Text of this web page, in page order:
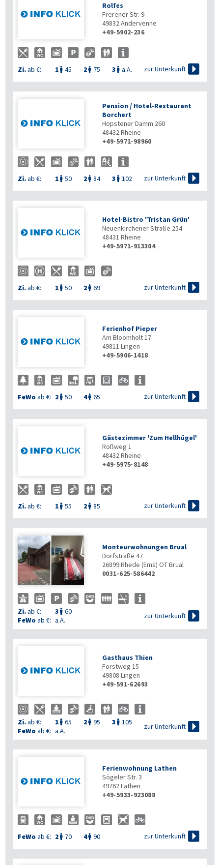
Rolfes
Frerener Str. 9
49832Andervenne
+49-5902-236
Zi.ab €: 1  45 2  75 3  a.A. zur Unterkunft 
Pension / Hotel-Restaurant
Borchert
Hopstener Damm 260
48432Rheine
+49-5971-98960
Zi.ab €: 1  50 2  84 3  102 zur Unterkunft 
Hotel-Bistro 'Tristan Grün'
Neuenkirchener Straße 254
48431 Rheine
+49-5971-913304
Zi.ab €: 1  50 2  69 zur Unterkunft 
Ferienhof Pieper
Am Bloomholt 17
49811 Lingen
+49-5906-1418
FeWo ab €: 2  50 4 65 zur Unterkunft 
Gästezimmer 'Zum Hellhügel'
Roßweg 1
48432Rheine
+49-5975-8148
Zi.ab €: 1  55 2  85 zur Unterkunft 
Monteurwohnungen Brual
Dorfstraße 47
26899Rhede (Ems) OT Brual
0031-625-586442
Zi.ab €: 3  60
FeWo ab €: a.A.
zur Unterkunft 
Gasthaus Thien
Forstweg 15
49808 Lingen
+49-591-62693
Zi.ab €: 1  65 2  95 3  105
FeWo ab €: a.A.
zur Unterkunft 
Ferienwohnung Lathen
Sögeler Str. 3
49762Lathen
+49-5933-923088
FeWo ab €: 2  70 4 90 zur Unterkunft 